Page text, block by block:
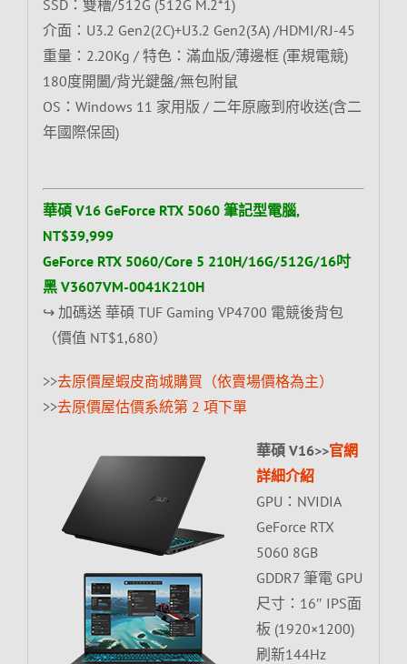
SSD：雙槽/512G (512G M.2*1)
介面：U3.2 Gen2(2C)+U3.2 Gen2(3A) /HDMI/RJ-45
重量：2.20Kg / 特色：滿血版/薄邊框 (軍規電競)
180度開闔/背光鍵盤/無包附鼠
OS：Windows 11 家用版 / 二年原廠到府收送(含二
年國際保固)
華碩 V16 GeForce RTX 5060 筆記型電腦,
NT$39,999
GeForce RTX 5060/Core 5 210H/16G/512G/16吋
黑 V3607VM-0041K210H
↪ 加碼送 華碩 TUF Gaming VP4700 電競後背包
（價值 NT$1,680）
>>去原價屋蝦皮商城購買（依賣場價格為主）
>>去原價屋估價系統第 2 項下單
華碩 V16>>官網
詳細介紹
GPU：NVIDIA
GeForce RTX
5060 8GB
GDDR7 筆電 GPU
尺寸：16″ IPS面
板 (1920×1200)
刷新144Hz